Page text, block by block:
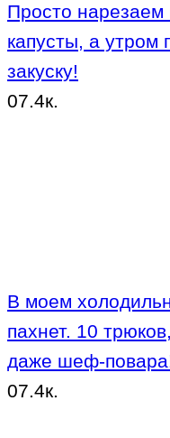
Просто нарезаем
капусты, а
закуску!
07.4к.
В моем
пахнет. 10
даже шеф-
07.4к.